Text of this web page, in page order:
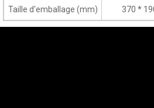
Taille d'emballage (mm) 370 *